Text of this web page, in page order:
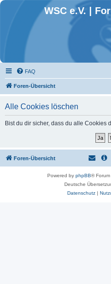
WSC e.V. |
FAQ
Foren-Übersicht
Alle Cookies löschen
Bist du dir sicher, dass du alle Cookies
Foren-Übersicht
Powered by phpBB®
Deutsche
Datenschutz|